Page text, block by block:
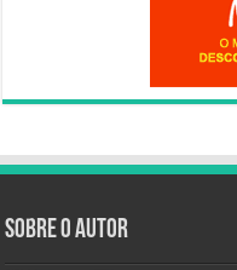
Sobre o autor